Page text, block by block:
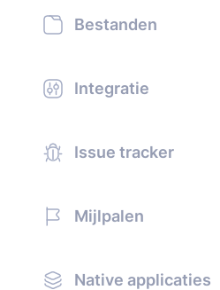
Bestanden
Integratie
Issue tracker
Mijlpalen
Native applicaties